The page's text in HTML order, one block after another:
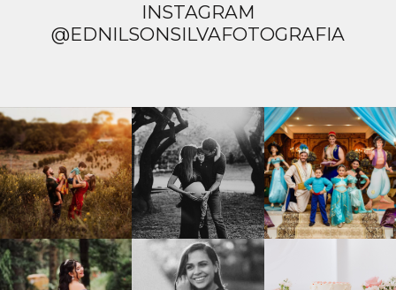
INSTAGRAM
@EDNILSONSILVAFOTOGRAFIA